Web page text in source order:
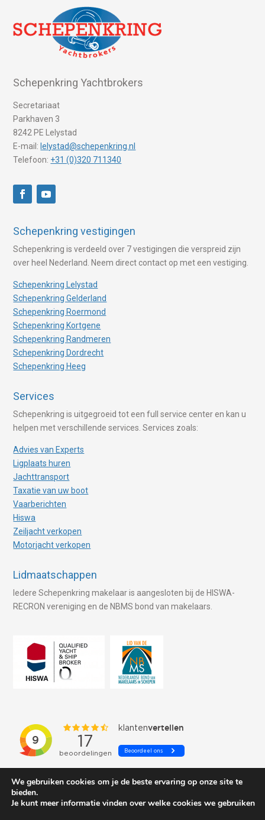
Schepenkring Yachtbrokers
Secretariaat
Parkhaven 3
8242 PE Lelystad
E-mail: lelystad@schepenkring.nl
Telefoon: +31 (0)320 711340
Schepenkring vestigingen
Schepenkring is verdeeld over 7 vestigingen die verspreid zijn
over heel Nederland. Neem direct contact op met een vestiging.
Schepenkring Lelystad
Schepenkring Gelderland
Schepenkring Roermond
Schepenkring Kortgene
Schepenkring Randmeren
Schepenkring Dordrecht
Schepenkring Heeg
Services
Schepenkring is uitgegroeid tot een full service center en kan u
helpen met verschillende services. Services zoals:
Advies van Experts
Ligplaats huren
Jachttransport
Taxatie van uw boot
Vaarberichten
Hiswa
Zeiljacht verkopen
Motorjacht verkopen
Lidmaatschappen
Iedere Schepenkring makelaar is aangesloten bij de HISWA-
RECRON vereniging en de NBMS bond van makelaars.
We gebruiken cookies om je de beste ervaring op onze site te
bieden.
Je kunt meer informatie vinden over welke cookies we gebruiken